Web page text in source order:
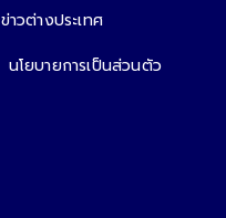
ข่าวต่างประเทศ
นโยบายการเป็นส่วนตัว